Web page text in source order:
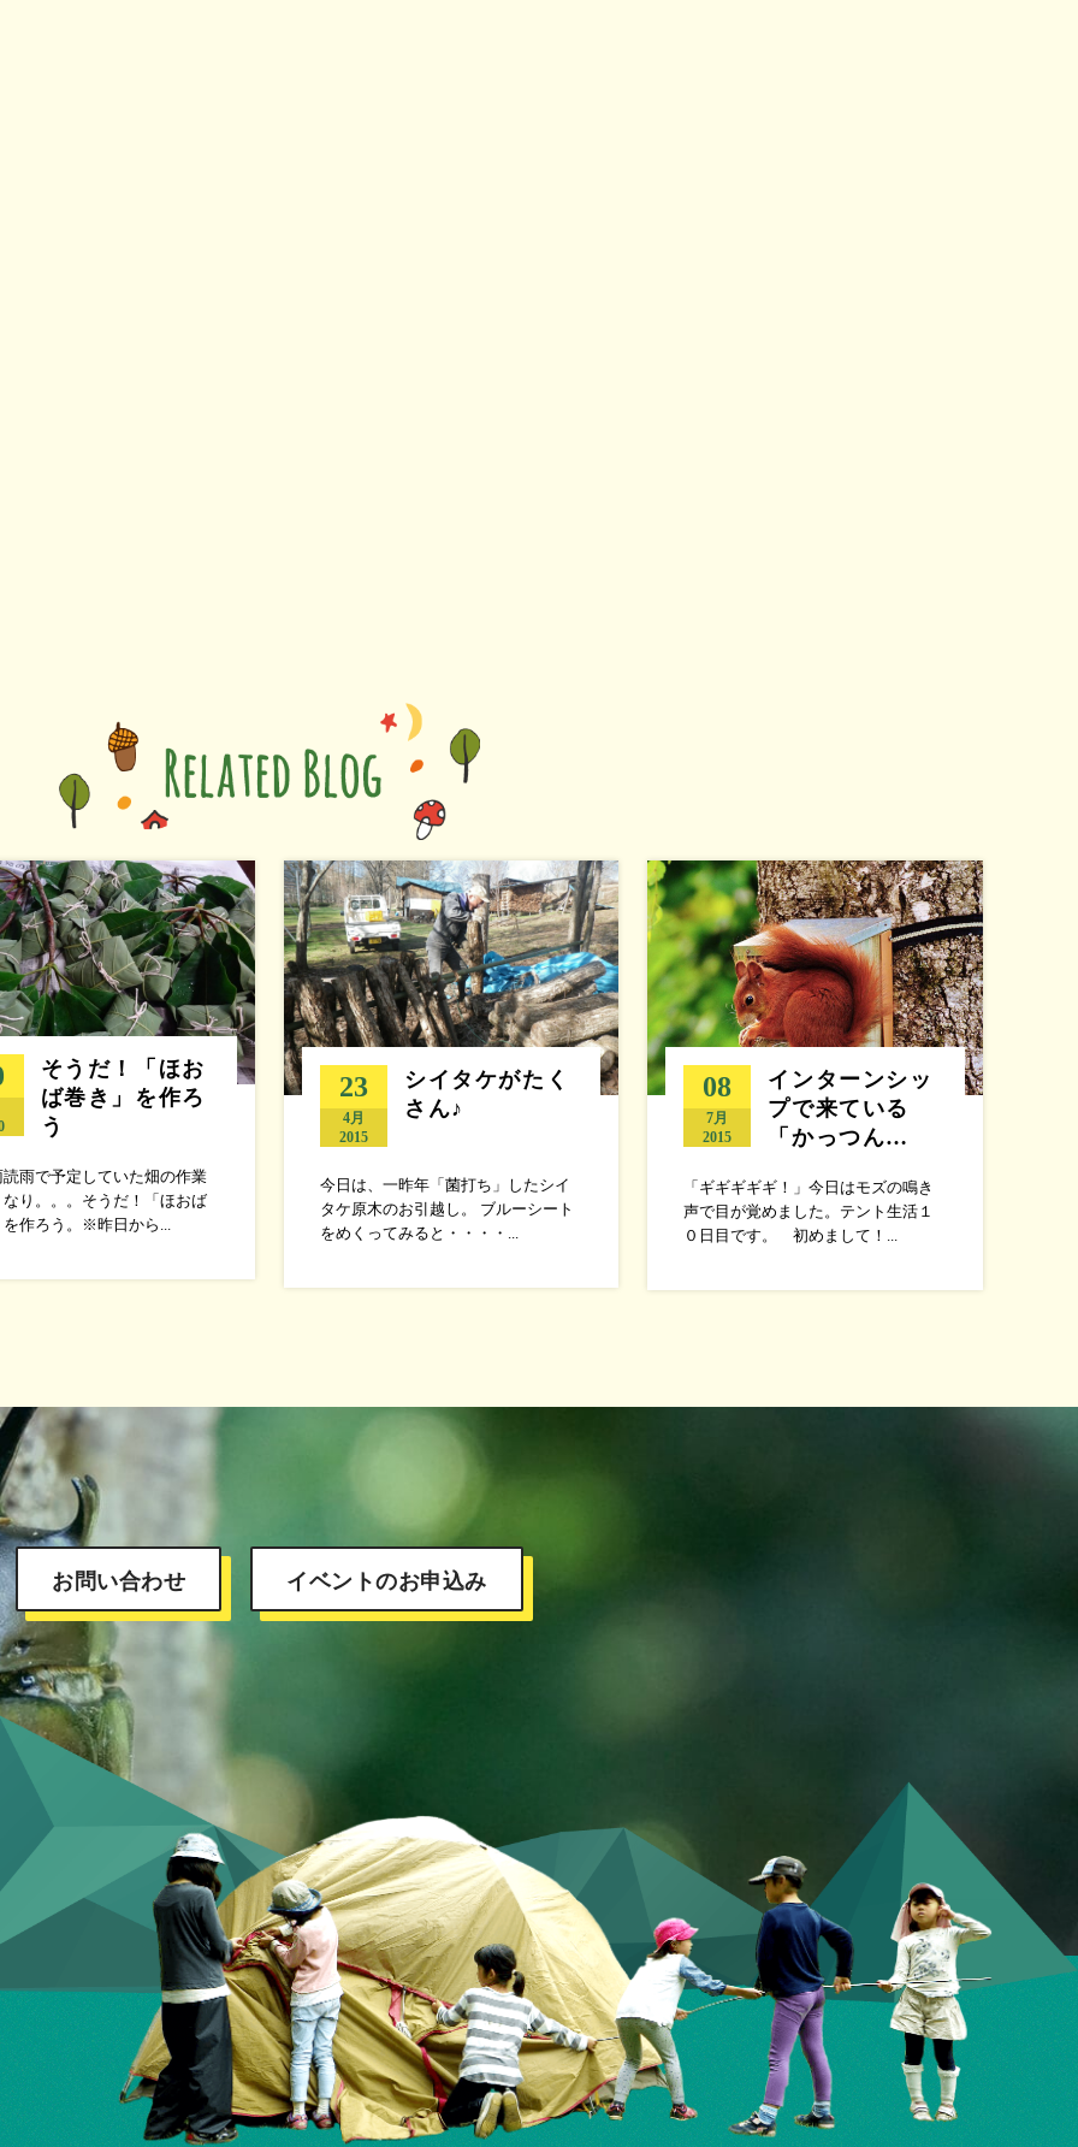
そうだ！「ほお
ば巻き」を作ろ
う
雨で予定していた畑の作業
り。。。そうだ！「ほおば
を作ろう。※昨日から...
23
4月
2015
シイタケがたく
さん♪
今日は、一昨年「菌打ち」したシイ
タケ原木のお引越し。 ブルーシート
をめくってみると・・・・...
08
7月
2015
インターンシッ
プで来ている
「かっつん…
「ギギギギギ！」今日はモズの鳴き
声で目が覚めました。テント生活１
０日目です。 初めまして！...
お問い合わせ イベントのお申込み